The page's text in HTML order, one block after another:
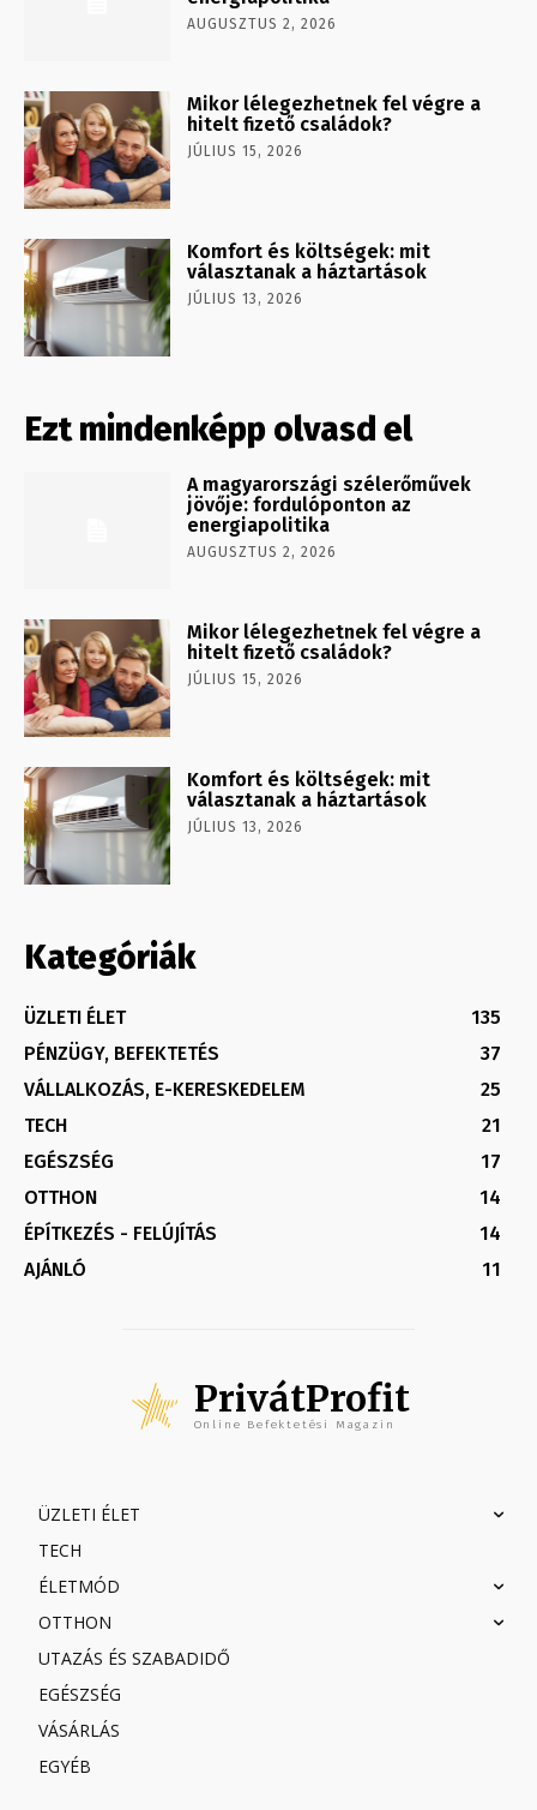
AUGUSZTUS 2, 2026
Mikor lélegezhetnek fel végre a
hitelt fizető családok?
JÚLIUS 15, 2026
Komfort és költségek: mit
választanak a háztartások
JÚLIUS 13, 2026
Ezt mindenképp olvasd el
A magyarországi szélerőművek
jövője: fordulóponton az
energiapolitika
AUGUSZTUS 2, 2026
Mikor lélegezhetnek fel végre a
hitelt fizető családok?
JÚLIUS 15, 2026
Komfort és költségek: mit
választanak a háztartások
JÚLIUS 13, 2026
Kategóriák
ÜZLETI ÉLET
135
PÉNZÜGY, BEFEKTETÉS
37
VÁLLALKOZÁS, E-KERESKEDELEM
25
TECH
21
EGÉSZSÉG
17
OTTHON
14
ÉPÍTKEZÉS - FELÚJÍTÁS
14
AJÁNLÓ
11
PrivátProfit
Online Befektetési Magazin
ÜZLETI ÉLET
TECH
ÉLETMÓD
OTTHON
UTAZÁS ÉS SZABADIDŐ
EGÉSZSÉG
VÁSÁRLÁS
EGYÉB